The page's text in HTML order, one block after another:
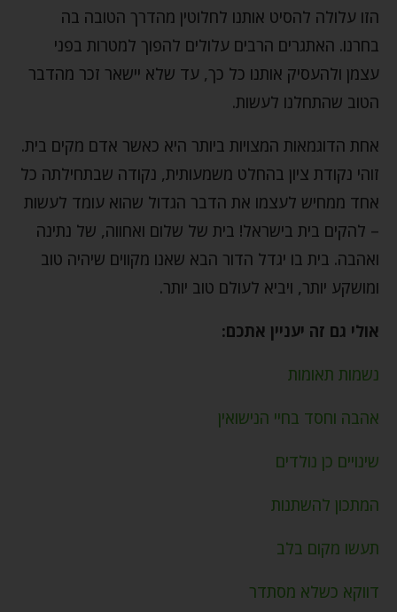
הזו עלולה להסיט אותנו לחלוטין מהדרך הטובה בה
בחרנו. האתגרים הרבים עלולים להפוך למטרות בפני
עצמן ולהעסיק אותנו כל כך, עד שלא יישאר זכר מהדבר
הטוב שהתחלנו לעשות.
אחת הדוגמאות המצויות ביותר היא כאשר אדם מקים בית.
זוהי נקודת ציון בהחלט משמעותית, נקודה שבתחילתה כל
אחד ממחיש לעצמו את הדבר הגדול שהוא עומד לעשות
– להקים בית בישראל! בית של שלום ואחווה, של נתינה
ואהבה. בית בו יגדל הדור הבא שאנו מקווים שיהיה טוב
ומושקע יותר, ויביא לעולם טוב יותר.
אולי גם זה יעניין אתכם:
נשמות תאומות
אהבה וחסד בחיי הנישואין
שינויים כן נולדים
המתכון להשתנות
תעשו מקום בלב
דווקא כשלא מסתדר